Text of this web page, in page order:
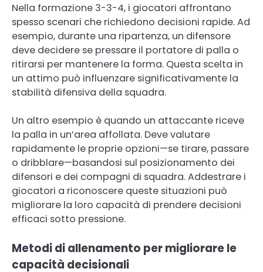
Nella formazione 3-3-4, i giocatori affrontano
spesso scenari che richiedono decisioni rapide. Ad
esempio, durante una ripartenza, un difensore
deve decidere se pressare il portatore di palla o
ritirarsi per mantenere la forma. Questa scelta in
un attimo può influenzare significativamente la
stabilità difensiva della squadra.
Un altro esempio è quando un attaccante riceve
la palla in un’area affollata. Deve valutare
rapidamente le proprie opzioni—se tirare, passare
o dribblare—basandosi sul posizionamento dei
difensori e dei compagni di squadra. Addestrare i
giocatori a riconoscere queste situazioni può
migliorare la loro capacità di prendere decisioni
efficaci sotto pressione.
Metodi di allenamento per migliorare le
capacità decisionali